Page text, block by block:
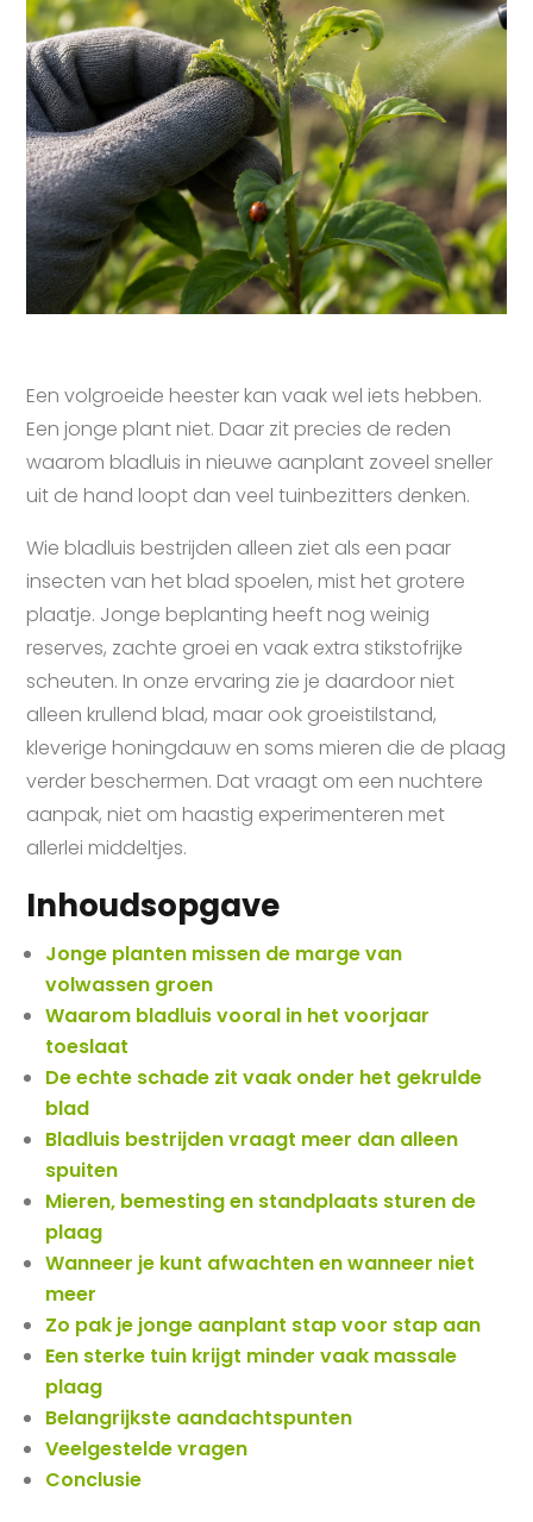
Een volgroeide heester kan vaak wel iets hebben.
Een jonge plant niet. Daar zit precies de reden
waarom bladluis in nieuwe aanplant zoveel sneller
uit de hand loopt dan veel tuinbezitters denken.
Wie bladluis bestrijden alleen ziet als een paar
insecten van het blad spoelen, mist het grotere
plaatje. Jonge beplanting heeft nog weinig
reserves, zachte groei en vaak extra stikstofrijke
scheuten. In onze ervaring zie je daardoor niet
alleen krullend blad, maar ook groeistilstand,
kleverige honingdauw en soms mieren die de plaag
verder beschermen. Dat vraagt om een nuchtere
aanpak, niet om haastig experimenteren met
allerlei middeltjes.
Inhoudsopgave
Jonge planten missen de marge van
volwassen groen
Waarom bladluis vooral in het voorjaar
toeslaat
De echte schade zit vaak onder het gekrulde
blad
Bladluis bestrijden vraagt meer dan alleen
spuiten
Mieren, bemesting en standplaats sturen de
plaag
Wanneer je kunt afwachten en wanneer niet
meer
Zo pak je jonge aanplant stap voor stap aan
Een sterke tuin krijgt minder vaak massale
plaag
Belangrijkste aandachtspunten
Veelgestelde vragen
Conclusie